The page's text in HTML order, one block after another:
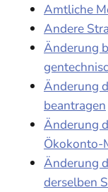
Amtliche
Andere
Änderung
Änderung
beantragen
Änderung
Ökokonto-
Änderung
derselben